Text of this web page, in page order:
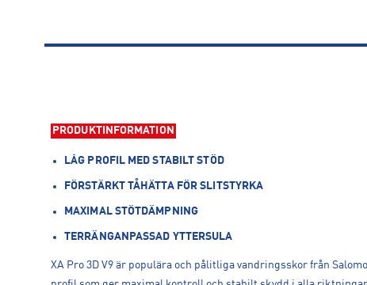
PRODUKTINFORMATION
LÅG PROFIL MED STABILT STÖD
FÖRSTÄRKT TÅHÄTTA FÖR SLITSTYRKA
MAXIMAL STÖTDÄMPNING
TERRÄNGANPASSAD YTTERSULA
XA Pro 3D V9 är populära och pålitliga vandringsskor från